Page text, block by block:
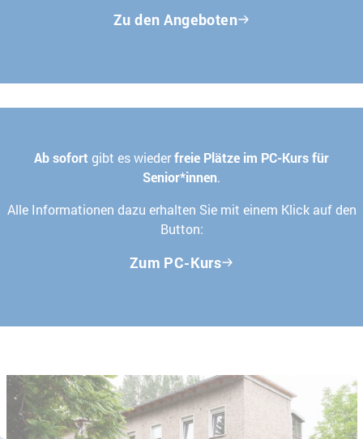
Zu den Angeboten
Ab sofort gibt es wiederfreie Plätze im PC-Kurs für
Senior*innen.
Alle Informationen dazu erhalten Sie mit einem Klick auf den
Button:
Zum PC-Kurs